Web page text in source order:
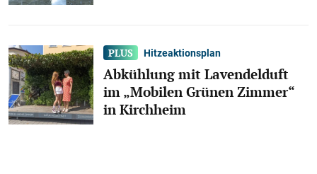
Hitzeaktionsplan
Abkühlung mit Lavendelduft
im „Mobilen Grünen Zimmer“
in Kirchheim